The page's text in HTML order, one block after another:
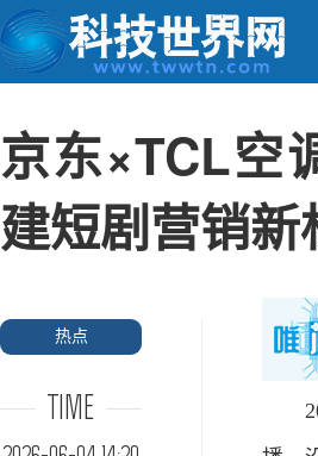
京东×TCL空
建短剧营销新
热点
TIME